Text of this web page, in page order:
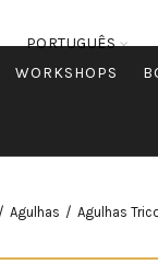
PORTUGUÊS
WORKSHOPS
Agulhas Agulhas